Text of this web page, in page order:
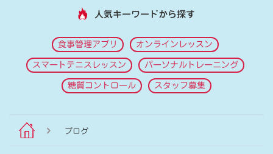
人気キーワードから探す
食事管理アプリ オンラインレッスン
スマートテニスレッスン パーソナルトレーニング
糖質コントロール スタッフ募集
ブログ